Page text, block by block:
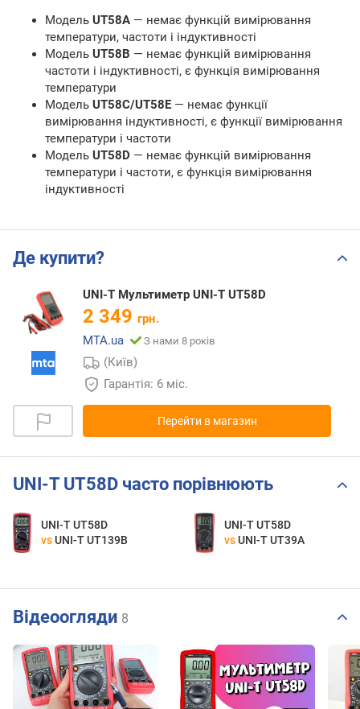
Модель UT58A — немає функцій вимірювання
температури, частоти і індуктивності
Модель UT58B — немає функцій вимірювання
частоти і індуктивності, є функція вимірювання
температури
Модель UT58C/UT58E — немає функції
вимірювання індуктивності, є функції вимірювання
температури і частоти
Модель UT58D — немає функцій вимірювання
температури і частоти, є функція вимірювання
індуктивності
Де купити?
UNI-T Мультиметр UNI-T UT58D
2 349 грн.
MTA.ua
З нами 8 років
(Київ)
Гарантія: 6 міс.
Перейти в магазин
UNI-T UT58D часто порівнюють
UNI-T UT58D
vs UNI-T UT139B
UNI-T UT58D
vs UNI-T UT39A
Відеоогляди 8